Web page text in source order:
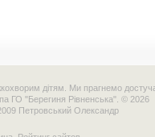
дітям. Ми прагнемо
ГО "Берегиня Рівненська". © 2026
Петровський Олександр